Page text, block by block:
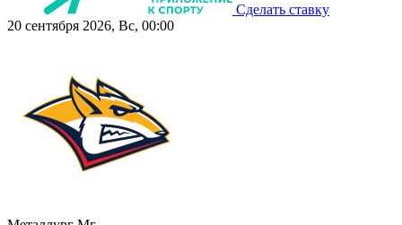
Сделать ставку
20 сентября 2026, Вс, 00:00